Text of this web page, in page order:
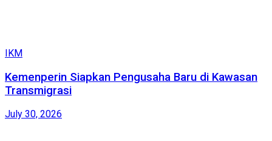
IKM
Kemenperin Siapkan Pengusaha Baru di Kawasan
Transmigrasi
July 30, 2026